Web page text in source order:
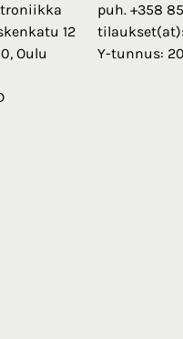
12
Oulu
puh. +358
Y-tunnus: